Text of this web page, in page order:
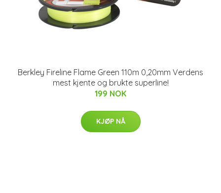
Berkley Fireline Flame Green 110m 0,20mm Verdens
mest kjente og brukte superline!
199 NOK
KJØP NÅ